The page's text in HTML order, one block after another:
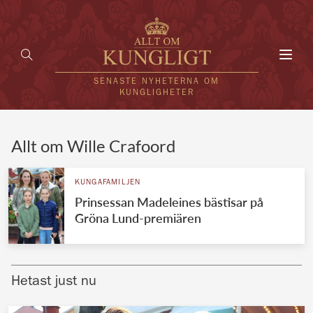
SENASTE NYHETERNA OM
KUNGLIGHETER
UTLÄNDSKT
VÄRLDENS KUNGAHUS
Brittiska kungahuset
Allt om Wille Crafoord
KUNGAFAMILJEN
Prinsessan Madeleines bästisar på
Gröna Lund-premiären
Hetast just nu